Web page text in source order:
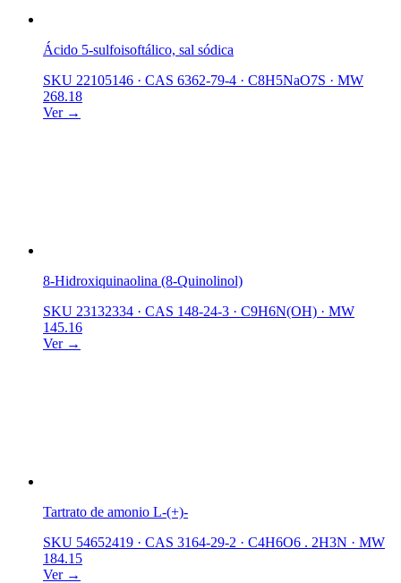
Ácido 5-sulfoisoftálico, sal sódica
SKU 22105146 · CAS 6362-79-4 · C8H5NaO7S · MW
268.18
Ver →
8-Hidroxiquinaolina (8-Quinolinol)
SKU 23132334 · CAS 148-24-3 · C9H6N(OH) · MW
145.16
Ver →
Tartrato de amonio L-(+)-
SKU 54652419 · CAS 3164-29-2 · C4H6O6 . 2H3N · MW
184.15
Ver →